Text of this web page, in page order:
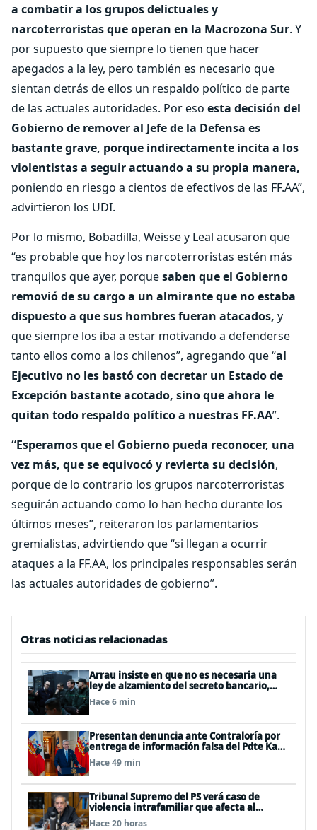
a combatir a los grupos delictuales y
narcoterroristas que operan en la Macrozona Sur. Y
por supuesto que siempre lo tienen que hacer
apegados a la ley, pero también es necesario que
sientan detrás de ellos un respaldo político de parte
de las actuales autoridades. Por eso esta decisión del
Gobierno de remover al Jefe de la Defensa es
bastante grave, porque indirectamente incita a los
violentistas a seguir actuando a su propia manera,
poniendo en riesgo a cientos de efectivos de las FF.AA”,
advirtieron los UDI.
Por lo mismo, Bobadilla, Weisse y Leal acusaron que
“es probable que hoy los narcoterroristas estén más
tranquilos que ayer, porquesaben que el Gobierno
removió de su cargo a un almirante que no estaba
dispuesto a que sus hombres fueran atacados, y
que siempre los iba a estar motivando a defenderse
tanto ellos como a los chilenos”, agregando que “al
Ejecutivo no les bastó con decretar un Estado de
Excepción bastante acotado, sino que ahora le
quitan todo respaldo político a nuestras FF.AA”.
“Esperamos que el Gobierno pueda reconocer, una
vez más, que se equivocó y revierta su decisión,
porque de lo contrario los grupos narcoterroristas
seguirán actuando como lo han hecho durante los
últimos meses”, reiteraron los parlamentarios
gremialistas, advirtiendo que “si llegan a ocurrir
ataques a la FF.AA, los principales responsables serán
las actuales autoridades de gobierno”.
Otras noticias relacionadas
Arrau insiste en que no es necesaria una
ley de alzamiento del secreto bancario,
porque ya existe
Hace 6 min
Presentan denuncia ante Contraloría por
entrega de información falsa del Pdte Kast
en cadena nacional
Hace 49 min
Tribunal Supremo del PS verá caso de
violencia intrafamiliar que afecta al
senador Fidel Espinoza
Hace 20 horas